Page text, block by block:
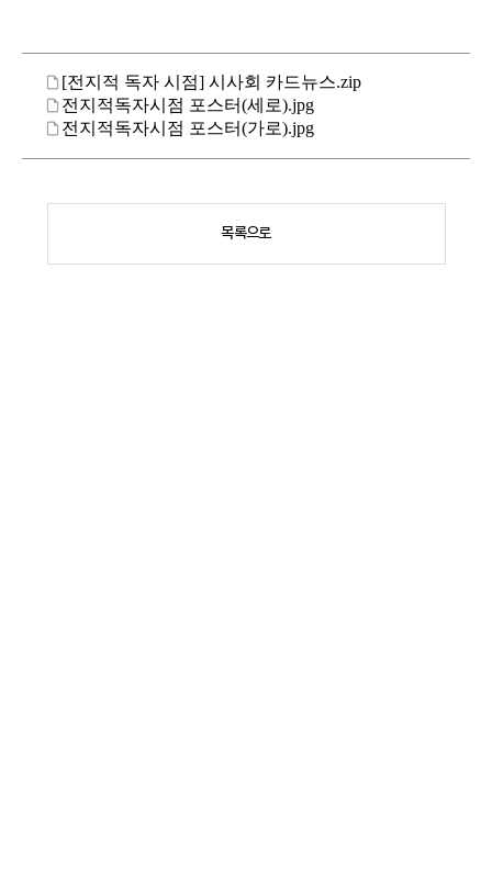
[전지적 독자 시점] 시사회 카드뉴스.zip
전지적독자시점 포스터(세로).jpg
전지적독자시점 포스터(가로).jpg
목록으로